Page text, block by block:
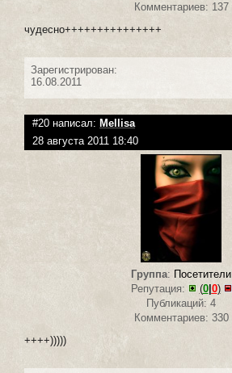
Комментариев: 137
чудесно+++++++++++++++
Зарегистрирован:
16.08.2011
#20 написал: Mellisa
28 августа 2011 18:40
Группа: Посетители
Репутация:
(0|0)
Публикаций: 4
Комментариев: 330
++++)))))